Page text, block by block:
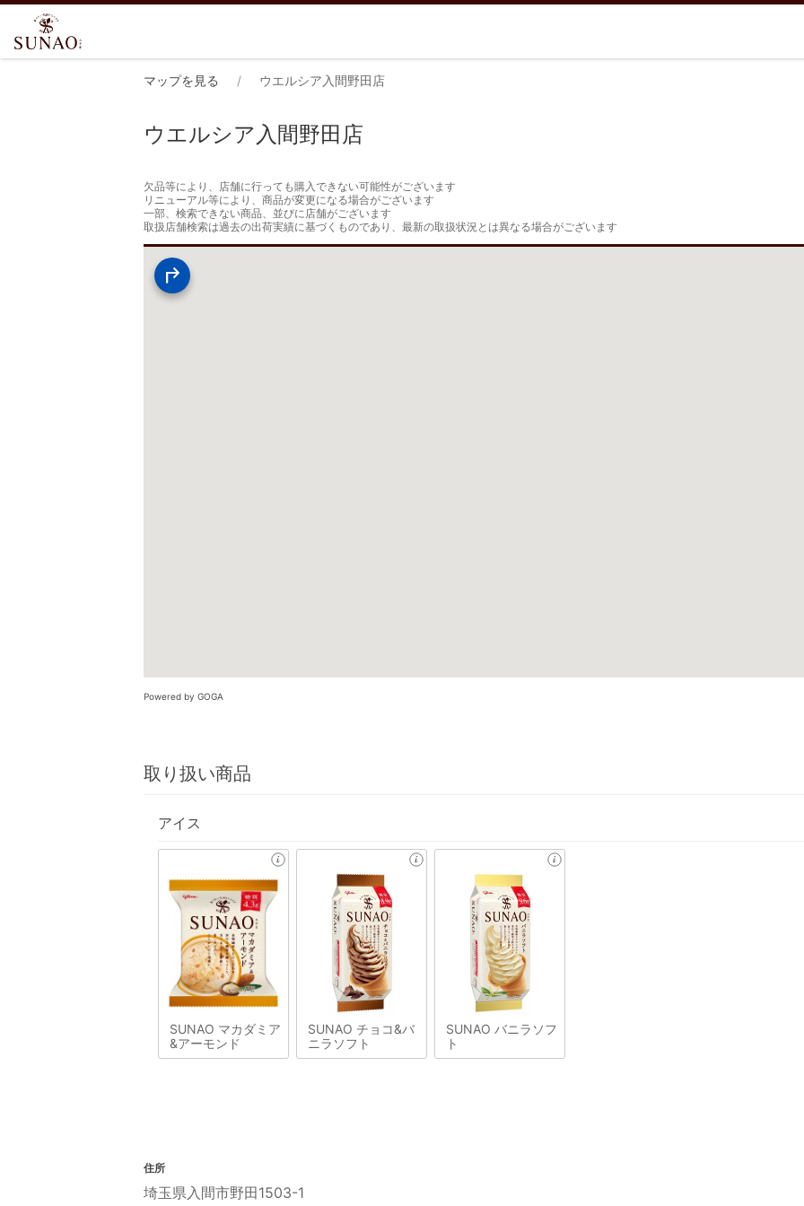
マップを見る ウエルシア入間野田店
ウエルシア入間野田店
欠品等により、店舗に行っても購入できない可能性がございます
リニューアル等により、商品が変更になる場合がございます
一部、検索できない商品、並びに店舗がございます
取扱店舗検索は過去の出荷実績に基づくものであり、最新の取扱状況とは異なる場合がございます
Powered by GOGA
取り扱い商品
アイス
SUNAO マカダミア
&アーモンド
SUNAO チョコ&バ
ニラソフト
SUNAO バニラソフ
ト
住所
埼玉県入間市野田1503-1